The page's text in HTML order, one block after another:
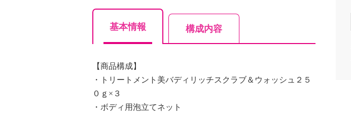
基本情報 構成内容
【商品構成】
・トリートメント美バディリッチスクラブ＆ウォッシュ２５
０ｇ×３
・ボディ用泡立てネット